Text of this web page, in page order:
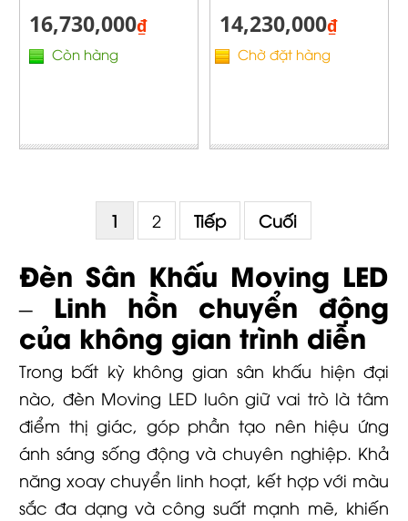
16,730,000₫
Còn hàng
14,230,000₫
Chờ đặt hàng
1 2 Tiếp Cuối
Đèn Sân Khấu Moving LED
– Linh hồn chuyển động
của không gian trình diễn
Trong bất kỳ không gian sân khấu hiện đại
nào, đèn Moving LED luôn giữ vai trò là tâm
điểm thị giác, góp phần tạo nên hiệu ứng
ánh sáng sống động và chuyên nghiệp. Khả
năng xoay chuyển linh hoạt, kết hợp với màu
sắc đa dạng và công suất mạnh mẽ, khiến